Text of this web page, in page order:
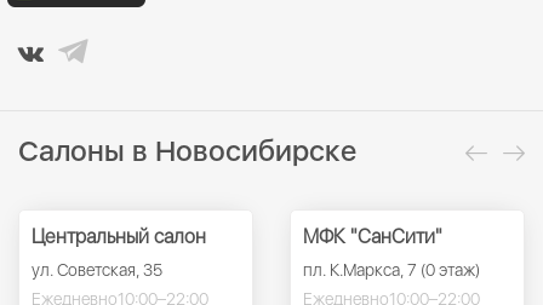
Салоны в Новосибирске
Центральный салон
ул. Советская, 35
Ежедневно10:00–22:00
МФК "СанСити"
пл. К.Маркса, 7 (0 этаж)
Ежедневно10:00–22:00